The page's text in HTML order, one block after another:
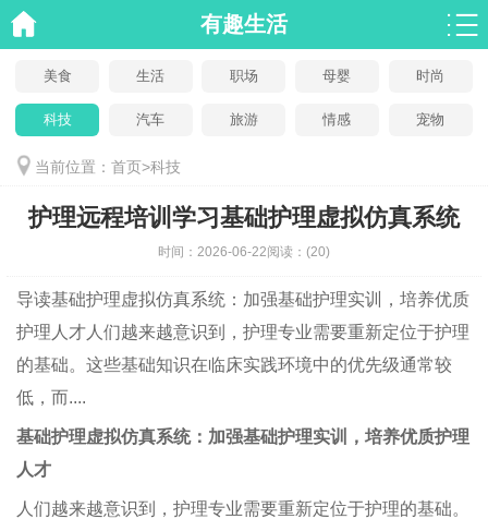
有趣生活
美食 生活 职场 母婴 时尚
科技 汽车 旅游 情感 宠物
当前位置： 首页>科技
护理远程培训学习基础护理虚拟仿真系统
时间： 2026-06-22阅读： (20)
导读基础护理虚拟仿真系统：加强基础护理实训，培养优质
护理人才人们越来越意识到，护理专业需要重新定位于护理
的基础。这些基础知识在临床实践环境中的优先级通常较
低，而....
基础护理虚拟仿真系统：加强基础护理实训，培养优质护理
人才
人们越来越意识到，护理专业需要重新定位于护理的基础。